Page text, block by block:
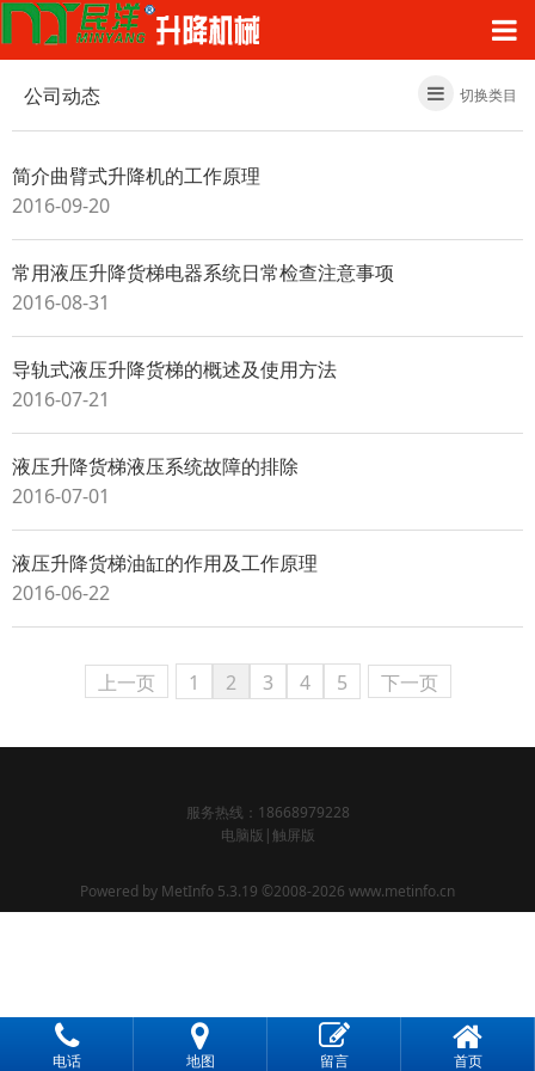
公司动态 切换类目
简介曲臂式升降机的工作原理
2016-09-20
常用液压升降货梯电器系统日常检查注意事项
2016-08-31
导轨式液压升降货梯的概述及使用方法
2016-07-21
液压升降货梯液压系统故障的排除
2016-07-01
液压升降货梯油缸的作用及工作原理
2016-06-22
上一页 1 2 3 4 5 下一页
服务热线：18668979228
电脑版 |触屏版
Powered by MetInfo 5.3.19 ©2008-2026 www.metinfo.cn
电话 地图 留言 首页